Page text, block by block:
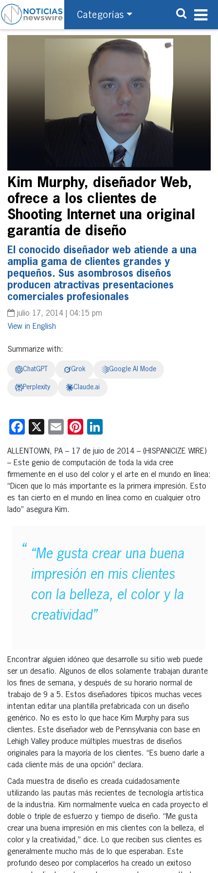
Categorías
Kim Murphy, diseñador Web,
ofrece a los clientes de
Shooting Internet una original
garantía de diseño
El conocido diseñador web atiende a una
amplia gama de clientes grandes y
pequeños. Sus asombrosos diseños
producen atractivas presentaciones
comerciales profesionales
julio 17, 2014 | 04:15 pm
English
Summarize with:
ChatGPT Grok Google AI Mode
Perplexity Claude.ai
Facebook
X EmailPinterest
ALLENTOWN, PA – 17 de juio de 2014 – (HISPANICIZE WIRE)
– Este genio de computación de toda la vida cree
firmemente en el uso del color y el arte en el mundo en línea:
“Dicen que lo más importante es la primera impresión. Esto
es tan cierto en el mundo en línea como en cualquier otro
lado” asegura Kim.
“Me gusta crear una buena
impresión en mis clientes
con la belleza, el color y la
creatividad”
Encontrar alguien idóneo que desarrolle su sitio web puede
ser un desafío. Algunos de ellos solamente trabajan durante
los fines de semana, y después de su horario normal de
trabajo de 9 a 5. Estos diseñadores típicos muchas veces
intentan editar una plantilla prefabricada con un diseño
genérico. No es esto lo que hace Kim Murphy para sus
clientes. Este diseñador web de Pennsylvania con base en
Lehigh Valley produce múltiples muestras de diseños
originales para la mayoría de los clientes. “Es bueno darle a
cada cliente más de una opción” declara.
Cada muestra de diseño es creada cuidadosamente
utilizando las pautas más recientes de tecnología artística
de la industria. Kim normalmente vuelca en cada proyecto el
doble o triple de esfuerzo y tiempo de diseño. “Me gusta
crear una buena impresión en mis clientes con la belleza, el
color y la creatividad,” dice. Lo que reciben sus clientes es
generalmente mucho más de lo que esperaban. Este
profundo deseo por complacerlos ha creado un exitoso